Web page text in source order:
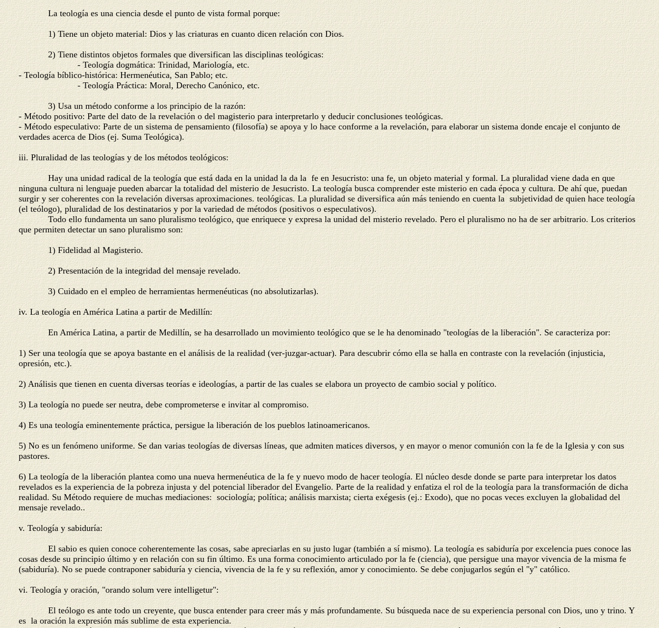
La teología es una ciencia desde el punto de vista formal porque:
1) Tiene un objeto material: Dios y las criaturas en cuanto dicen relación con Dios.
2) Tiene distintos objetos formales que diversifican las disciplinas teológicas:
- Teología dogmática: Trinidad, Mariología, etc.
- Teología bíblico-histórica: Hermenéutica, San Pablo; etc.
- Teología Práctica: Moral, Derecho Canónico, etc.
3) Usa un método conforme a los principio de la razón:
- Método positivo: Parte del dato de la revelación o del magisterio para interpretarlo y deducir conclusiones teológicas.
- Método especulativo: Parte de un sistema de pensamiento (filosofía) se apoya y lo hace conforme a la revelación, para elaborar un sistema donde encaje el conjunto de
verdades acerca de Dios (ej. Suma Teológica).
iii. Pluralidad de las teologías y de los métodos teológicos:
Hay una unidad radical de la teología que está dada en la unidad la da la fe en Jesucristo: una fe, un objeto material y formal. La pluralidad viene dada en que
ninguna cultura ni lenguaje pueden abarcar la totalidad del misterio de Jesucristo. La teología busca comprender este misterio en cada época y cultura. De ahí que, puedan
surgir y ser coherentes con la revelación diversas aproximaciones. teológicas. La pluralidad se diversifica aún más teniendo en cuenta la subjetividad de quien hace teología
(el teólogo), pluralidad de los destinatarios y por la variedad de métodos (positivos o especulativos).
Todo ello fundamenta un sano pluralismo teológico, que enriquece y expresa la unidad del misterio revelado. Pero el pluralismo no ha de ser arbitrario. Los criterios
que permiten detectar un sano pluralismo son:
1) Fidelidad al Magisterio.
2) Presentación de la integridad del mensaje revelado.
3) Cuidado en el empleo de herramientas hermenéuticas (no absolutizarlas).
iv. La teología en América Latina a partir de Medillín:
En América Latina, a partir de Medillín, se ha desarrollado un movimiento teológico que se le ha denominado "teologías de la liberación". Se caracteriza por:
1) Ser una teología que se apoya bastante en el análisis de la realidad (ver-juzgar-actuar). Para descubrir cómo ella se halla en contraste con la revelación (injusticia,
opresión, etc.).
2) Análisis que tienen en cuenta diversas teorías e ideologías, a partir de las cuales se elabora un proyecto de cambio social y político.
3) La teología no puede ser neutra, debe comprometerse e invitar al compromiso.
4) Es una teología eminentemente práctica, persigue la liberación de los pueblos latinoamericanos.
5) No es un fenómeno uniforme. Se dan varias teologías de diversas líneas, que admiten matices diversos, y en mayor o menor comunión con la fe de la Iglesia y con sus
pastores.
6) La teología de la liberación plantea como una nueva hermenéutica de la fe y nuevo modo de hacer teología. El núcleo desde donde se parte para interpretar los datos
revelados es la experiencia de la pobreza injusta y del potencial liberador del Evangelio. Parte de la realidad y enfatiza el rol de la teología para la transformación de dicha
realidad. Su Método requiere de muchas mediaciones: sociología; política; análisis marxista; cierta exégesis (ej.: Exodo), que no pocas veces excluyen la globalidad del
mensaje revelado..
v. Teología y sabiduría:
El sabio es quien conoce coherentemente las cosas, sabe apreciarlas en su justo lugar (también a sí mismo). La teología es sabiduría por excelencia pues conoce las
cosas desde su principio último y en relación con su fin último. Es una forma conocimiento articulado por la fe (ciencia), que persigue una mayor vivencia de la misma fe
(sabiduría). No se puede contraponer sabiduría y ciencia, vivencia de la fe y su reflexión, amor y conocimiento. Se debe conjugarlos según el "y" católico.
vi. Teología y oración, "orando solum vere intelligetur":
El teólogo es ante todo un creyente, que busca entender para creer más y más profundamente. Su búsqueda nace de su experiencia personal con Dios, uno y trino. Y
es la oración la expresión más sublime de esta experiencia.